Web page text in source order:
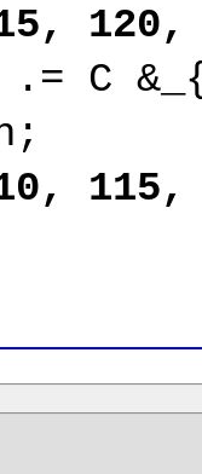
120,
.= C
115,